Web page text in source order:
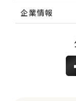
企業情報